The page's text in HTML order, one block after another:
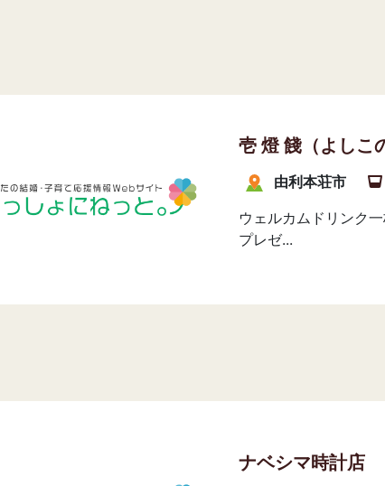
壱 燈 餞（よしこ
由利本荘市
ウェルカムドリンク
プレゼ...
ナベシマ時計店